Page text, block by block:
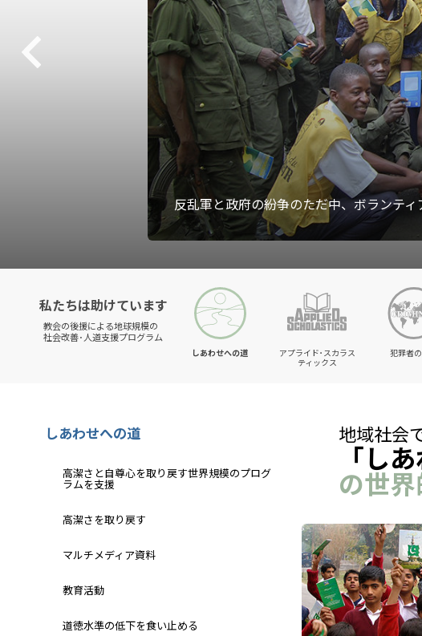
反乱軍と政府の紛争のただ中、ボランテ
私たちは助けています
教会の後援による地球規模の
社会改善･人道支援プログラム
しあわせへの道
アプライド･スカラス
ティックス
犯罪者
地域社会
「し
の世
しあわせへの道
高潔さと自尊心を取り戻す世界規模のプログ
ラムを支援
高潔さを取り戻す
マルチメディア資料
教育活動
道徳水準の低下を食い止める